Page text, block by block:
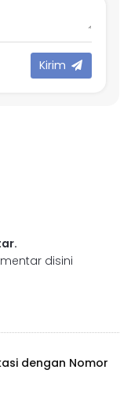
Kirim
disini
dengan Nomor